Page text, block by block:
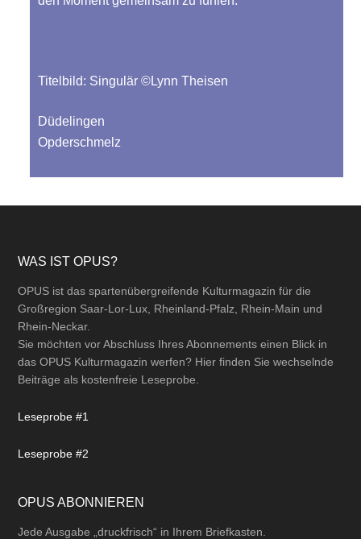
Titelbild: Singulär ©Lynn Theisen
Düdelingen
Opderschmelz
Footer
WAS IST OPUS?
OPUS ist das spartenübergreifende Kulturmagazin für die
Großregion Saar-Lor-Lux, Rheinland-Pfalz, Rhein-Main und
Rhein-Neckar.
Sie möchten vor Abschluss Ihres Abonnements einen Blick in
das OPUS Kulturmagazin werfen? Hier finden Sie wechselnde
Beiträge als kostenfreie Leseprobe.
Leseprobe #1
Leseprobe #2
OPUS ABONNIEREN
Jede Ausgabe „druckfrisch“ in Ihrem Briefkasten.